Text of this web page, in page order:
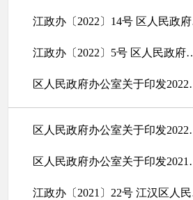
江政
江政办〔2022〕5号 区人民政府
区人民政府办
区人民政府办
区人民政府办
江政